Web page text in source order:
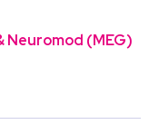
Neuromod (MEG)